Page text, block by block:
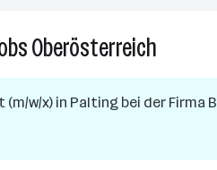
Oberösterreich
in
(m/w/x) in Palting bei der Firma